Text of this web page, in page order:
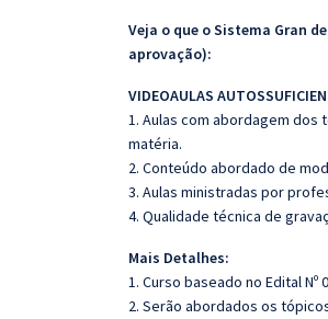
Veja o que o Sistema Gran
aprovação):
VIDEOAULAS
1. Aulas com abordagem
matéria.
2. Conteúdo abordado de
3. Aulas ministradas por
4. Qualidade técnica de
Mais Detalhes:
1. Curso baseado no Edital Nº
2. Serão abordados os